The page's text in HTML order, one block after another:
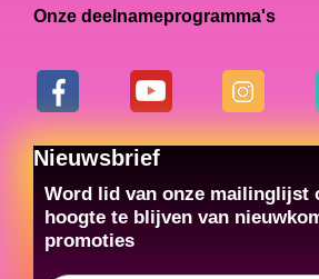
Onze deelnameprogramma's
Nieuwsbrief
Word lid van onze mailinglijst
hoogte te blijven van
promoties